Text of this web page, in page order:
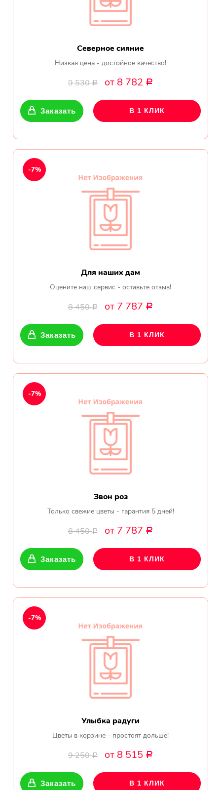
Северное сияние
Низкая цена - достойное качество!
9 530Р от 8 782 Р
Заказать В 1 КЛИК
Для наших дам
Оцените наш сервис - оставьте отзыв!
8 450Р от 7 787 Р
-7%
Заказать В 1 КЛИК
Звон роз
Только свежие цветы - гарантия 5 дней!
8 450Р от 7 787 Р
-7%
Заказать В 1 КЛИК
Улыбка радуги
Цветы в корзине - простоят дольше!
9 250Р от 8 515 Р
-7%
Заказать В 1 КЛИК